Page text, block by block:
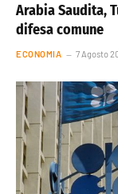
Arabia Saudita,
difesa comune
ECONOMIA 7 Agosto